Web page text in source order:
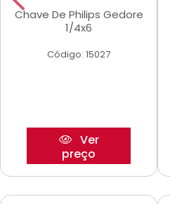
Chave De Philips Gedore
1/4x6
Código: 15027
Ver
preço